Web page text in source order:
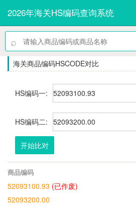
2026年海关HS编码查询系统
⌕
海关商品编码HSCODE对比
HS编码一:
HS编码二:
开始比对
商品编码
52093100.93 (已作废)
52093200.00